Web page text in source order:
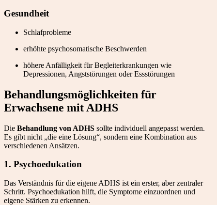
Gesundheit
Schlafprobleme
erhöhte psychosomatische Beschwerden
höhere Anfälligkeit für Begleiterkrankungen wie
Depressionen, Angststörungen oder Essstörungen
Behandlungsmöglichkeiten für
Erwachsene mit ADHS
Die Behandlung von ADHS sollte individuell angepasst werden.
Es gibt nicht „die eine Lösung“, sondern eine Kombination aus
verschiedenen Ansätzen.
1. Psychoedukation
Das Verständnis für die eigene ADHS ist ein erster, aber zentraler
Schritt. Psychoedukation hilft, die Symptome einzuordnen und
eigene Stärken zu erkennen.